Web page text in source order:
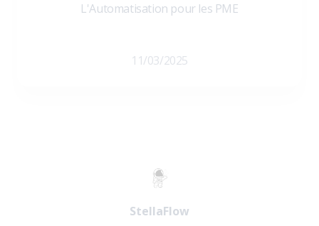
L'Automatisation pour les PME
11/03/2025
StellaFlow